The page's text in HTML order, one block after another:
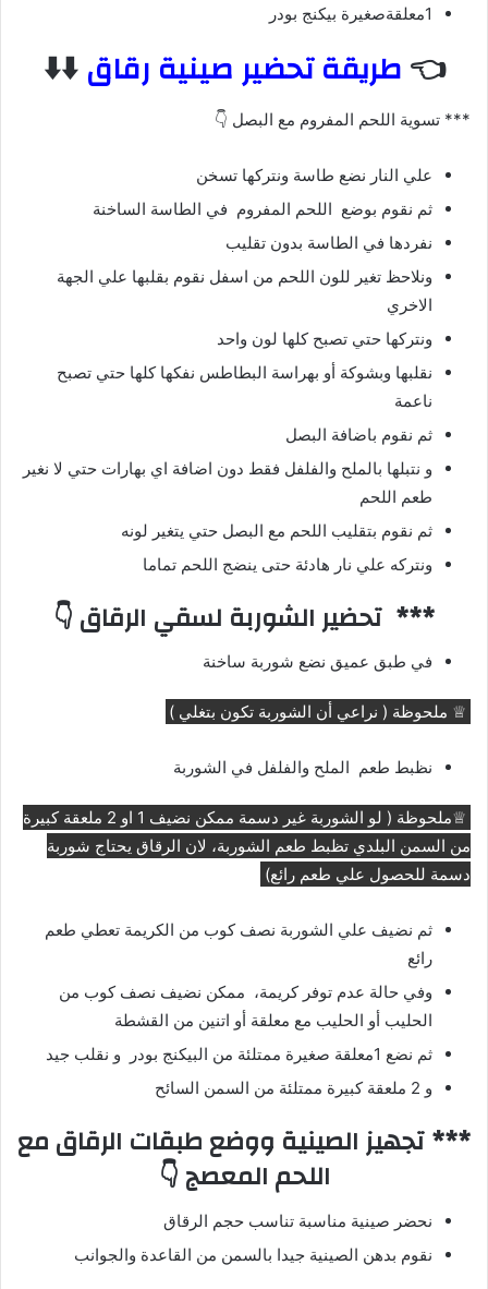
1معلقةصغيرة بيكنج بودر
👈طريقة تحضير صينية رقاق⬇️⬇️
*** تسوية اللحم المفروم مع البصل 👇
علي النار نضع طاسة ونتركها تسخن
ثم نقوم بوضع اللحم المفروم في الطاسة الساخنة
نفردها في الطاسة بدون تقليب
ونلاحظ تغير للون اللحم من اسفل نقوم بقلبها علي الجهة
الاخري
ونتركها حتي تصبح كلها لون واحد
نقلبها وبشوكة أو بهراسة البطاطس نفكها كلها حتي تصبح
ناعمة
ثم نقوم باضافة البصل
و نتبلها بالملح والفلفل فقط دون اضافة اي بهارات حتي لا نغير
طعم اللحم
ثم نقوم بتقليب اللحم مع البصل حتي يتغير لونه
ونتركه علي نار هادئة حتى ينضج اللحم تماما
*** تحضير الشوربة لسقي الرقاق 👇
في طبق عميق نضع شوربة ساخنة
♕ ملحوظة ( نراعي أن الشوربة تكون بتغلي )
نظبط طعم الملح والفلفل في الشوربة
♕ملحوظة ( لو الشوربة غير دسمة ممكن نضيف 1 او 2 ملعقة كبيرة
من السمن البلدي تظبط طعم الشوربة، لان الرقاق يحتاج شوربة
دسمة للحصول علي طعم رائع)
ثم نضيف علي الشوربة نصف كوب من الكريمة تعطي طعم
رائع
وفي حالة عدم توفر كريمة، ممكن نضيف نصف كوب من
الحليب أو الحليب مع معلقة أو اتنين من القشطة
ثم نضع 1معلقة صغيرة ممتلئة من البيكنج بودر و نقلب جيد
و 2 ملعقة كبيرة ممتلئة من السمن السائح
*** تجهيز الصينية ووضع طبقات الرقاق مع
اللحم المعصج 👇
نحضر صينية مناسبة تناسب حجم الرقاق
نقوم بدهن الصينية جيدا بالسمن من القاعدة والجوانب